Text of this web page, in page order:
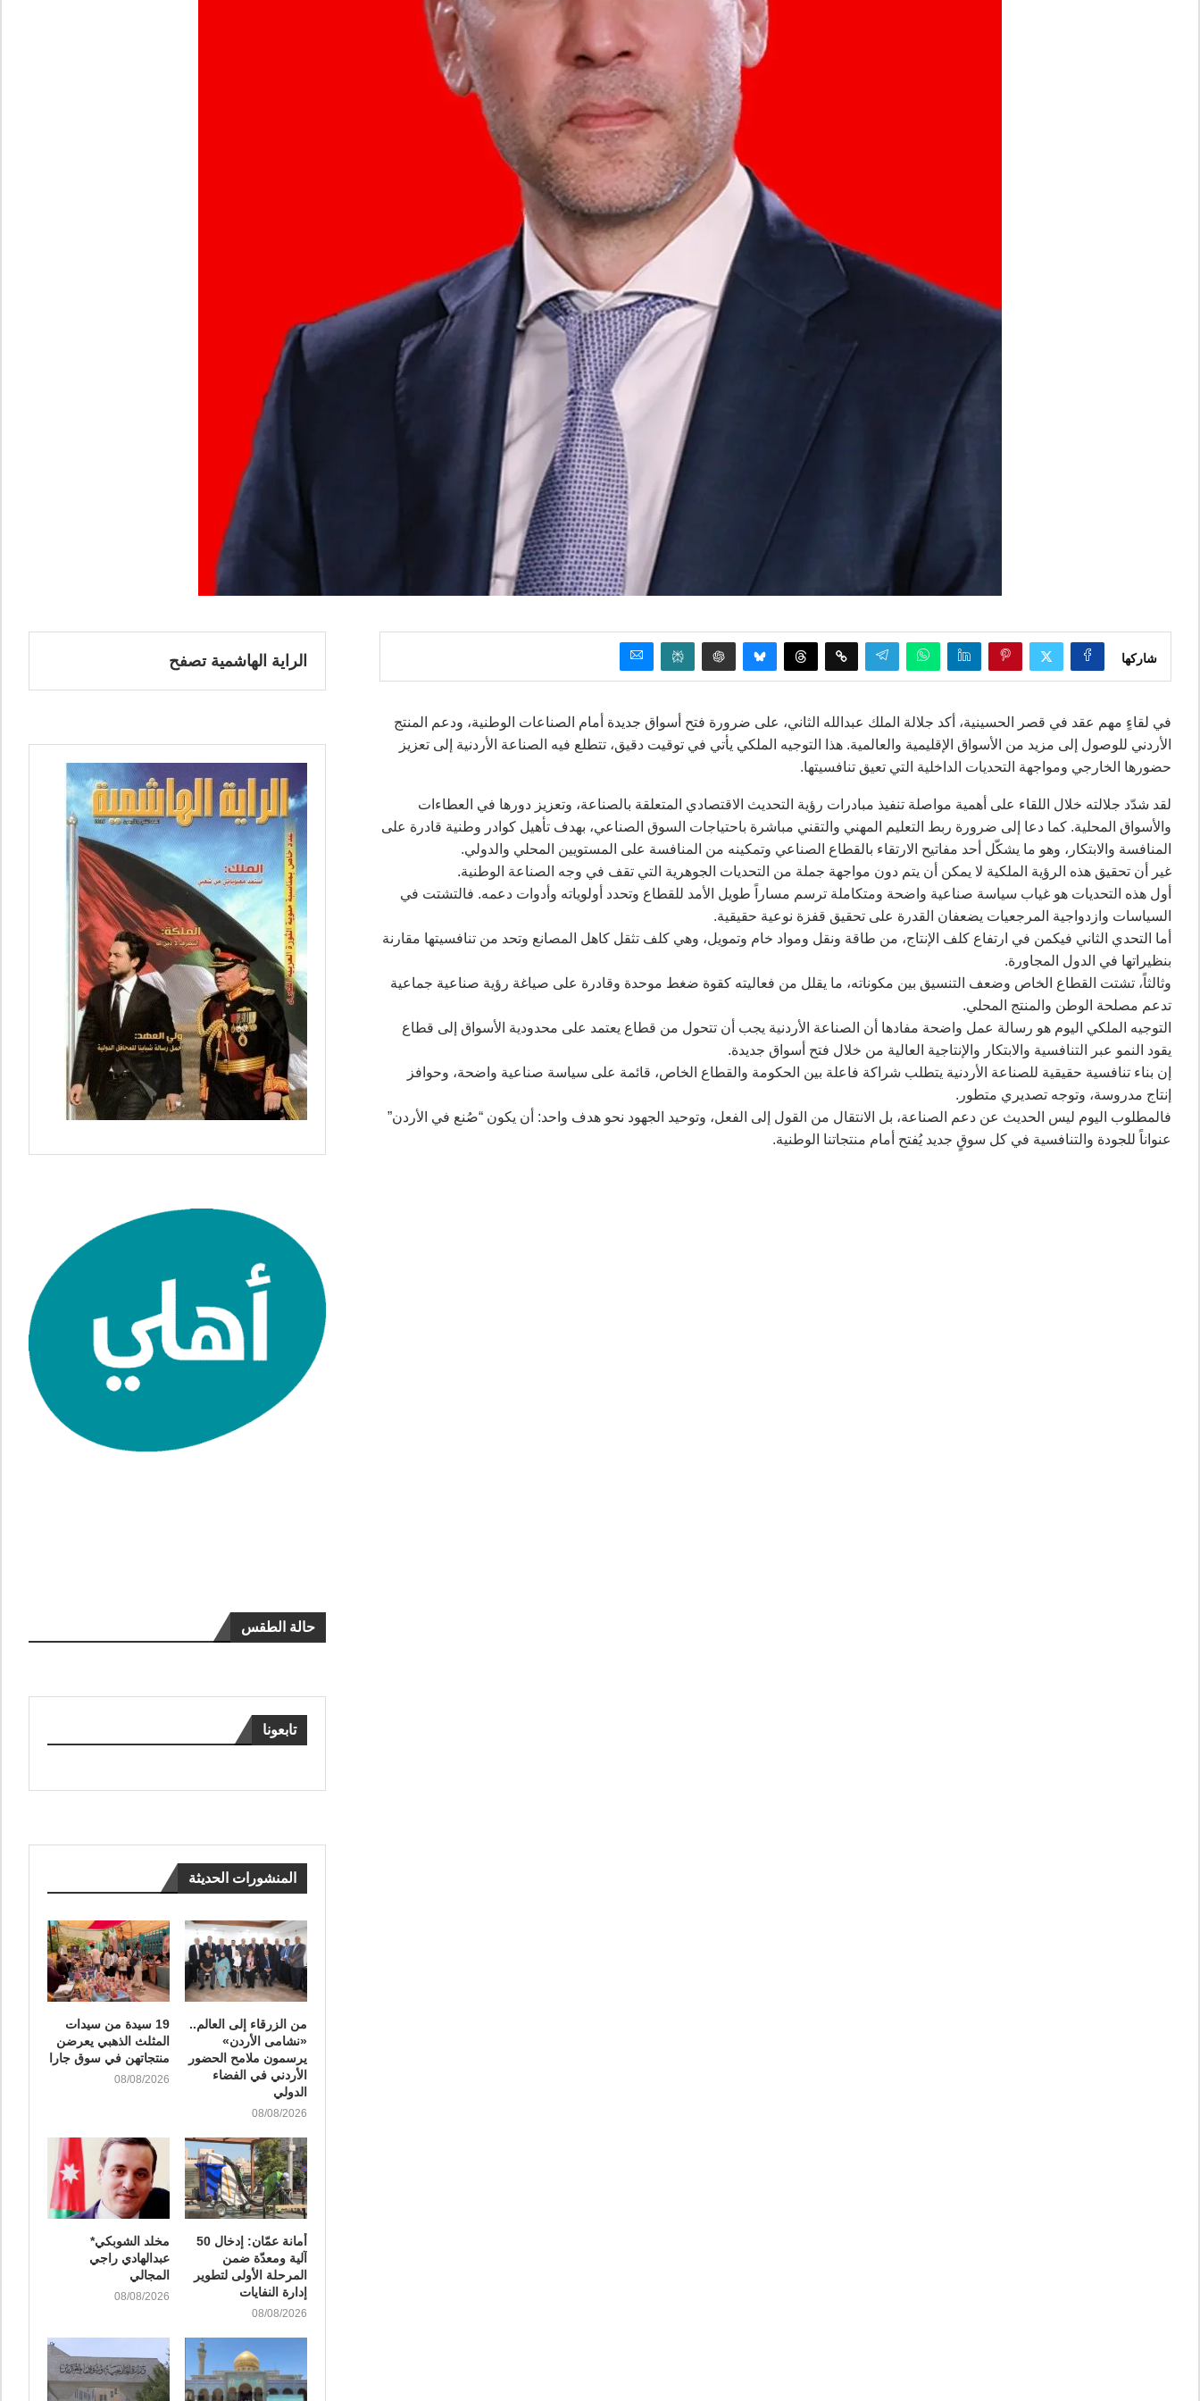
شاركها
في لقاءٍ مهم عقد في قصر الحسينية، أكد جلالة الملك عبدالله الثاني، على ضرورة فتح أسواق جديدة أمام الصناعات الوطنية، ودعم المنتج
الأردني للوصول إلى مزيد من الأسواق الإقليمية والعالمية. هذا التوجيه الملكي يأتي في توقيت دقيق، تتطلع فيه الصناعة الأردنية إلى تعزيز
حضورها الخارجي ومواجهة التحديات الداخلية التي تعيق تنافسيتها.
لقد شدّد جلالته خلال اللقاء على أهمية مواصلة تنفيذ مبادرات رؤية التحديث الاقتصادي المتعلقة بالصناعة، وتعزيز دورها في العطاءات
والأسواق المحلية. كما دعا إلى ضرورة ربط التعليم المهني والتقني مباشرة باحتياجات السوق الصناعي، بهدف تأهيل كوادر وطنية قادرة على
المنافسة والابتكار، وهو ما يشكّل أحد مفاتيح الارتقاء بالقطاع الصناعي وتمكينه من المنافسة على المستويين المحلي والدولي.
غير أن تحقيق هذه الرؤية الملكية لا يمكن أن يتم دون مواجهة جملة من التحديات الجوهرية التي تقف في وجه الصناعة الوطنية.
أول هذه التحديات هو غياب سياسة صناعية واضحة ومتكاملة ترسم مساراً طويل الأمد للقطاع وتحدد أولوياته وأدوات دعمه. فالتشتت في
السياسات وازدواجية المرجعيات يضعفان القدرة على تحقيق قفزة نوعية حقيقية.
أما التحدي الثاني فيكمن في ارتفاع كلف الإنتاج، من طاقة ونقل ومواد خام وتمويل، وهي كلف تثقل كاهل المصانع وتحد من تنافسيتها مقارنة
بنظيراتها في الدول المجاورة.
وثالثاً، تشتت القطاع الخاص وضعف التنسيق بين مكوناته، ما يقلل من فعاليته كقوة ضغط موحدة وقادرة على صياغة رؤية صناعية جماعية
تدعم مصلحة الوطن والمنتج المحلي.
التوجيه الملكي اليوم هو رسالة عمل واضحة مفادها أن الصناعة الأردنية يجب أن تتحول من قطاع يعتمد على محدودية الأسواق إلى قطاع
يقود النمو عبر التنافسية والابتكار والإنتاجية العالية من خلال فتح أسواق جديدة.
إن بناء تنافسية حقيقية للصناعة الأردنية يتطلب شراكة فاعلة بين الحكومة والقطاع الخاص، قائمة على سياسة صناعية واضحة، وحوافز
إنتاج مدروسة، وتوجه تصديري متطور.
فالمطلوب اليوم ليس الحديث عن دعم الصناعة، بل الانتقال من القول إلى الفعل، وتوحيد الجهود نحو هدف واحد: أن يكون “صُنع في الأردن”
عنواناً للجودة والتنافسية في كل سوقٍ جديد يُفتح أمام منتجاتنا الوطنية.
الراية الهاشمية تصفح
حالة الطقس
تابعونا
المنشورات الحديثة
من الزرقاء إلى العالم..
«نشامى الأردن»
يرسمون ملامح الحضور
الأردني في الفضاء
الدولي
08/08/2026
19 سيدة من سيدات
المثلث الذهبي يعرضن
منتجاتهن في سوق جارا
08/08/2026
أمانة عمّان: إدخال 50
آلية ومعدّة ضمن
المرحلة الأولى لتطوير
إدارة النفايات
08/08/2026
مخلد الشوبكي*
عبدالهادي راجي
المجالي
08/08/2026